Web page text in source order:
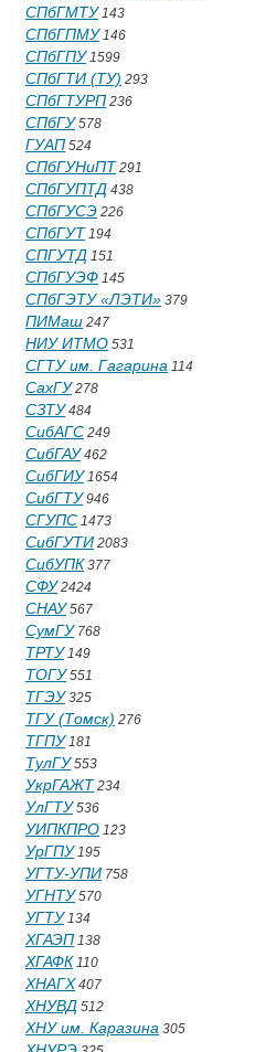
СПбГМТУ143
СПбГПМУ146
СПбГПУ1599
СПбГТИ (ТУ) 293
СПбГТУРП 236
СПбГУ578
ГУАП 524
СПбГУНиПТ 291
СПбГУПТД 438
СПбГУСЭ 226
СПбГУТ 194
СПГУТД 151
СПбГУЭФ 145
СПбГЭТУ «ЛЭТИ» 379
ПИМаш 247
НИУ ИТМО 531
СГТУ им. Гагарина 114
СахГУ278
СЗТУ484
СибАГС 249
СибГАУ462
СибГИУ1654
СибГТУ946
СГУПС 1473
СибГУТИ 2083
СибУПК 377
СФУ2424
СНАУ567
СумГУ768
ТРТУ149
ТОГУ551
ТГЭУ325
ТГУ (Томск) 276
ТГПУ181
ТулГУ553
УкрГАЖТ 234
УлГТУ536
УИПКПРО 123
УрГПУ195
УГТУ-УПИ 758
УГНТУ570
УГТУ134
ХГАЭП 138
ХГАФК 110
ХНАГХ 407
ХНУВД 512
ХНУ им. Каразина 305